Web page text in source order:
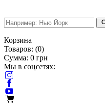
Корзина
Товаров: (0)
Сумма: 0 грн
Мы в соцсетях: